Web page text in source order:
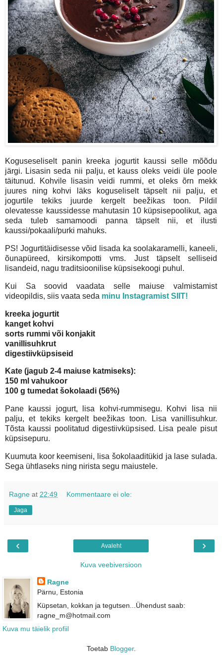
Koguseseliselt panin kreeka jogurtit kaussi selle mõõdu
järgi. Lisasin seda nii palju, et kauss oleks veidi üle poole
täitunud. Kohvile lisasin veidi rummi, et oleks õrn mekk
juures ning kohvi läks koguseliselt täpselt nii palju, et
jogurtile tekiks juurde kergelt beežikas toon. Pildil
olevatesse kaussidesse mahutasin 10 küpsisepoolikut, aga
seda tuleb samamoodi panna täpselt nii, et ilusti
kaussi/pokaali/purki mahuks.
PS! Jogurtitäidisesse võid lisada ka soolakaramelli, kaneeli,
õunapüreed, kirsikompotti vms. Just täpselt selliseid
lisandeid, nagu traditsioonilise küpsisekoogi puhul.
Kui Sa soovid vaadata selle maiuse valmistamist
videopildis, siis vaata seda minu Instagramist SIIT!
kreeka jogurtit
kanget kohvi
sorts rummi või konjakit
vanillisuhkrut
digestiivküpsiseid
Kate (jagub 2-4 maiuse katmiseks):
150 ml vahukoor
100 g tumedat šokolaadi (56%)
Pane kaussi jogurt, lisa kohvi-rummisegu. Kohvi lisa nii
palju, et tekiks kergelt beežikas toon. Lisa vanillisuhkur.
Tõsta kaussi poolitatud digestiivküpsised. Lisa peale pisut
küpsisepuru.
Kuumuta koor keemiseni, lisa šokolaaditükid ja lase sulada.
Sega ühtlaseks ning nirista segu maiustele.
Ragne at 22:49 Kommentaare ei ole:
Jaga
‹ ›
Avaleht
Kuva veebiversioon
Ragne
Pärnu, Estonia
Küpsetan, kokkan ja tegutsen...Ühendust saab:
ragne_m@hotmail.com
Kuva mu täielik profiil
Toetab Blogger.